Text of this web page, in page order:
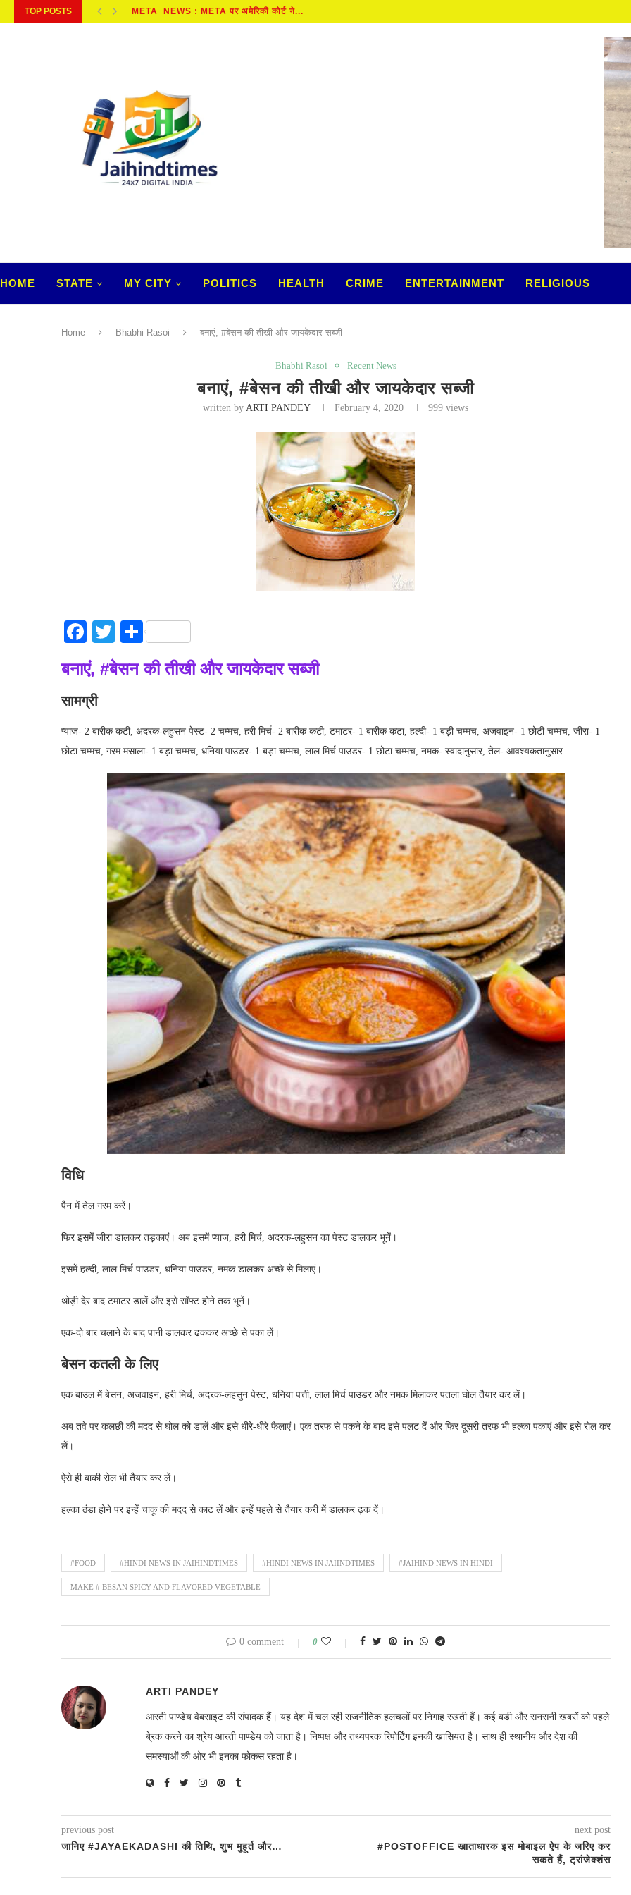
TOP POSTS META NEWS : META पर अमेरिकी कोर्ट ने...
HOME STATE MY CITY POLITICS HEALTH CRIME ENTERTAINMENT RELIGIOUS
Home Bhabhi Rasoi बनाएं, #बेसन की तीखी और जायकेदार सब्जी
Bhabhi Rasoi Recent News
बनाएं, #बेसन की तीखी और जायकेदार सब्जी
written byARTI PANDEY February 4, 2020 999 views
Facebook
Twitter
Share
बनाएं, #बेसन की तीखी और जायकेदार सब्जी
सामग्री
प्याज- 2 बारीक कटी, अदरक-लहुसन पेस्ट- 2 चम्मच, हरी मिर्च- 2 बारीक कटी, टमाटर- 1 बारीक कटा, हल्दी- 1 बड़ी चम्मच, अजवाइन- 1 छोटी चम्मच, जीरा- 1
छोटा चम्मच, गरम मसाला- 1 बड़ा चम्मच, धनिया पाउडर- 1 बड़ा चम्मच, लाल मिर्च पाउडर- 1 छोटा चम्मच, नमक- स्वादानुसार, तेल- आवश्यकतानुसार
विधि
पैन में तेल गरम करें।
फिर इसमें जीरा डालकर तड़काएं। अब इसमें प्याज, हरी मिर्च, अदरक-लहुसन का पेस्ट डालकर भूनें।
इसमें हल्दी, लाल मिर्च पाउडर, धनिया पाउडर, नमक डालकर अच्छे से मिलाएं।
थोड़ी देर बाद टमाटर डालें और इसे सॉफ्ट होने तक भूनें।
एक-दो बार चलाने के बाद पानी डालकर ढककर अच्छे से पका लें।
बेसन कतली के लिए
एक बाउल में बेसन, अजवाइन, हरी मिर्च, अदरक-लहसुन पेस्ट, धनिया पत्ती, लाल मिर्च पाउडर और नमक मिलाकर पतला घोल तैयार कर लें।
अब तवे पर कलछी की मदद से घोल को डालें और इसे धीरे-धीरे फैलाएं। एक तरफ से पकने के बाद इसे पलट दें और फिर दूसरी तरफ भी हल्का पकाएं और इसे रोल कर
लें।
ऐसे ही बाकी रोल भी तैयार कर लें।
हल्का ठंडा होने पर इन्हें चाकू की मदद से काट लें और इन्हें पहले से तैयार करी में डालकर ढ़क दें।
#FOOD #HINDI NEWS IN JAIHINDTIMES #HINDI NEWS IN JAIINDTIMES #JAIHIND NEWS IN HINDI
MAKE # BESAN SPICY AND FLAVORED VEGETABLE
0 comment 0
ARTI PANDEY
आरती पाण्डेय वेबसाइट की संपादक हैं। यह देश में चल रही राजनीतिक हलचलों पर निगाह रखती हैं। कई बडी और सनसनी खबरों को पहले
बे्रक करने का श्रेय आरती पाण्डेय को जाता है। निष्पक्ष और तथ्यपरक रिपोर्टिंग इनकी खासियत है। साथ ही स्थानीय और देश की
समस्याओं की ओर भी इनका फोकस रहता है।
previous post
जानिए #JAYAEKADASHI की तिथि, शुभ मुहूर्त और…
next post
#POSTOFFICE खाताधारक इस मोबाइल ऐप के जरिए कर
सकते हैं, ट्रांजेक्शंस